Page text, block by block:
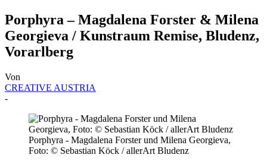
Porphyra – Magdalena Forster & Milena
Georgieva / Kunstraum Remise, Bludenz,
Vorarlberg
Von
CREATIVE AUSTRIA
-
Porphyra - Magdalena Forster und Milena Georgieva,
Foto: © Sebastian Köck / allerArt Bludenz